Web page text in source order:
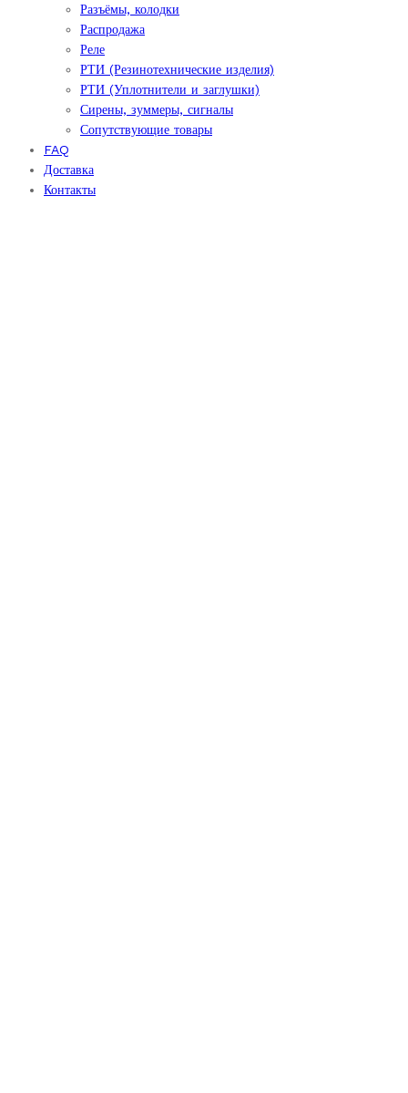
Разъёмы, колодки
Распродажа
Реле
РТИ (Резинотехнические изделия)
РТИ (Уплотнители и заглушки)
Сирены, зуммеры, сигналы
Сопутствующие товары
FAQ
Доставка
Контакты